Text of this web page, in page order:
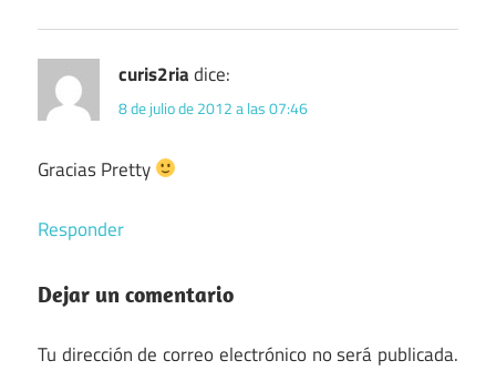
curis2riadice:
8 de julio de 2012 a las 07:46
Gracias Pretty
Responder
Dejar un comentario
Tu dirección de correo electrónico no será publicada.